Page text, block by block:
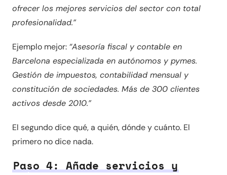
ofrecer los mejores servicios del sector con total
profesionalidad.”
Ejemplo mejor: “Asesoría fiscal y contable en
Barcelona especializada en autónomos y pymes.
Gestión de impuestos, contabilidad mensual y
constitución de sociedades. Más de 300 clientes
activos desde 2010.”
El segundo dice qué, a quién, dónde y cuánto. El
primero no dice nada.
Paso 4: Añade servicios y